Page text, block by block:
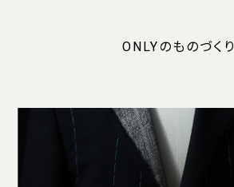
ONLYのものづくり